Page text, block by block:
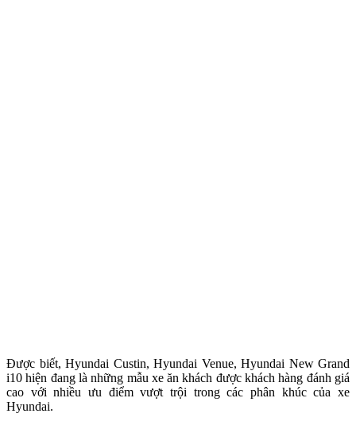
Được biết, Hyundai Custin, Hyundai Venue, Hyundai New Grand
i10 hiện đang là những mẫu xe ăn khách được khách hàng đánh giá
cao với nhiều ưu điểm vượt trội trong các phân khúc của xe
Hyundai.